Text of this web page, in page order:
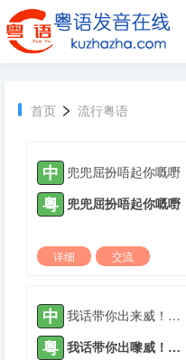
首页 > 流行粤语
中 兜兜屈扮唔起你嘅嘢
粤 兜兜屈扮唔起你嘅嘢
详细
交流
中 我话带你出来威！你系甘帮我带头盔
粤 我话带你出嚟威！你系甘帮我带头盔